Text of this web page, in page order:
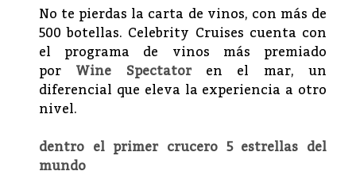
No te pierdas la carta de vinos, con más de
500 botellas. Celebrity Cruises cuenta con
el programa de vinos más premiado
por Wine Spectatoren el mar, un
diferencial que eleva la experiencia a otro
nivel.
dentro el primer crucero 5 estrellas del
mundo